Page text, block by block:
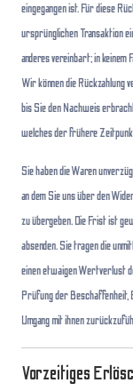
eingegangen ist. Für diese
ursprünglichen Transaktion
anderes vereinbart; in
Wir können die Rückzahlung
bis Sie den Nachweis
welches der frühere
Sie haben die Waren
an dem Sie uns über den
zu übergeben. Die Frist ist
absenden. Sie tragen die
einen etwaigen Wertverlust
Prüfung der Beschaffenheit,
Umgang mit ihnen
Vorzeitiges